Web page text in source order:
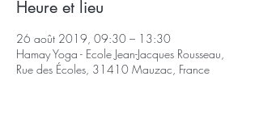
Heure et lieu
26 août 2019, 09:30 – 13:30
Hamay Yoga - Ecole Jean-Jacques Rousseau,
Rue des Écoles, 31410 Mauzac, France